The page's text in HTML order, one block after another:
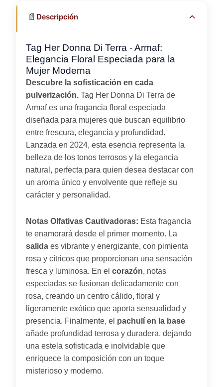
📄 Descripción
Tag Her Donna Di Terra - Armaf:
Elegancia Floral Especiada para la
Mujer Moderna
Descubre la sofisticación en cada
pulverización. Tag Her Donna Di Terra de
Armaf es una fragancia floral especiada
diseñada para mujeres que buscan equilibrio
entre frescura, elegancia y profundidad.
Lanzada en 2024, esta esencia representa la
belleza de los tonos terrosos y la elegancia
natural, perfecta para quien desea destacar con
un aroma único y envolvente que refleje su
carácter y personalidad.
Notas Olfativas Cautivadoras: Esta fragancia
te enamorará desde el primer momento. La
salida es vibrante y energizante, con pimienta
rosa y cítricos que proporcionan una sensación
fresca y luminosa. En el corazón, notas
especiadas se fusionan delicadamente con
rosa, creando un centro cálido, floral y
ligeramente exótico que aporta sensualidad y
presencia. Finalmente, el pachulí en la base
añade profundidad terrosa y duradera, dejando
una estela sofisticada e inolvidable que
enriquece la composición con un toque
misterioso y moderno.